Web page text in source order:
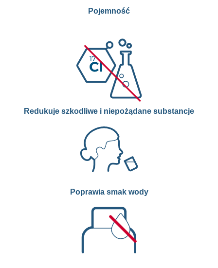
Pojemność
Redukuje szkodliwe i niepożądane substancje
Poprawia smak wody